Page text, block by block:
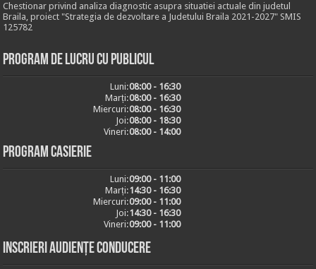
Chestionar privind analiza diagnostic asupra situatiei actuale din judetul
Braila, proiect "Strategia de dezvoltare a Judetului Braila 2021-2027" SMIS
125782
Program de lucru cu publicul
Luni:08:00 - 16:30
Marți:08:00 - 16:30
Miercuri:08:00 - 16:30
Joi:08:00 - 18:30
Vineri:08:00 - 14:00
Program casierie
Luni:09:00 - 11:00
Marți:14:30 - 16:30
Miercuri:09:00 - 11:00
Joi:14:30 - 16:30
Vineri:09:00 - 11:00
Inscrieri audiențe conducere